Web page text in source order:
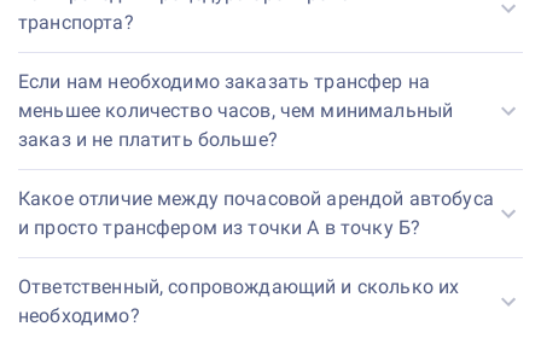
транспорта?
Если нам необходимо заказать трансфер на
меньшее количество часов, чем минимальный
заказ и не платить больше?
Какое отличие между почасовой арендой автобуса
и просто трансфером из точки А в точку Б?
Ответственный, сопровождающий и сколько их
необходимо?